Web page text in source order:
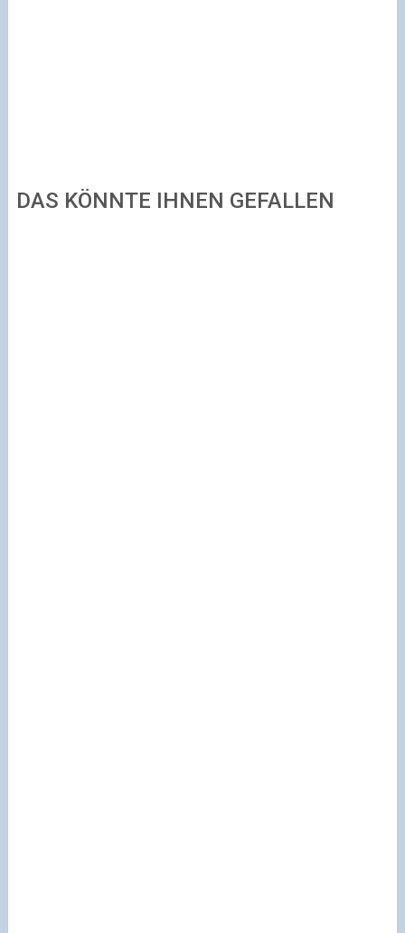
DAS KÖNNTE IHNEN GEFALLEN